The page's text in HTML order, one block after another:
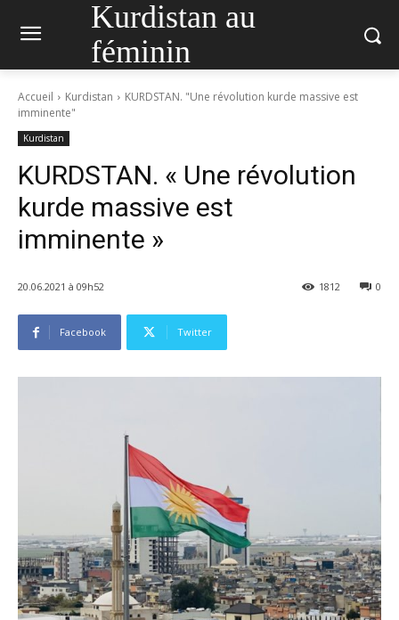
Kurdistan au
féminin
Accueil Kurdistan
KURDSTAN. "Une révolution kurde massive est
imminente"
Kurdistan
KURDSTAN. « Une révolution
kurde massive est
imminente »
20.06.2021 à 09h52 0
1812
Facebook Twitter